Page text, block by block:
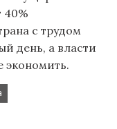
40%
с трудом
день, а власти
экономить.